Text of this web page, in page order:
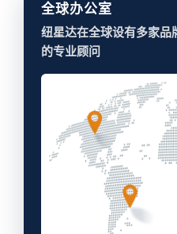
全球办公室
纽星达在全球设有多家品
的专业顾问